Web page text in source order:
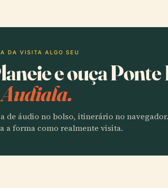
DA VISITA ALGO SEU
e ouça
de áudio no bolso, itinerário no
a forma como realmente visita.